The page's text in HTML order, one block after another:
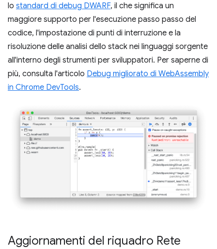
lo standard di debug DWARF, il che significa un
maggiore supporto per l'esecuzione passo passo del
codice, l'impostazione di punti di interruzione e la
risoluzione delle analisi dello stack nei linguaggi sorgente
all'interno degli strumenti per sviluppatori. Per saperne di
più, consulta l'articolo Debug migliorato di WebAssembly
in Chrome DevTools.
Aggiornamenti del riquadro Rete